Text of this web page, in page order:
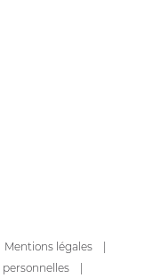
Mentions légales
personnelles